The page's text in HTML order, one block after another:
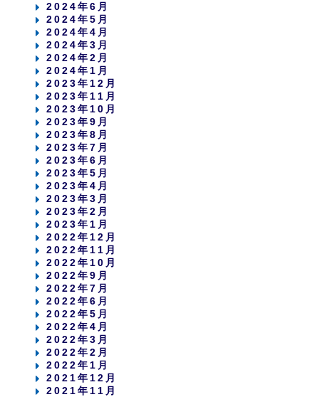
2024年6月
2024年5月
2024年4月
2024年3月
2024年2月
2024年1月
2023年12月
2023年11月
2023年10月
2023年9月
2023年8月
2023年7月
2023年6月
2023年5月
2023年4月
2023年3月
2023年2月
2023年1月
2022年12月
2022年11月
2022年10月
2022年9月
2022年7月
2022年6月
2022年5月
2022年4月
2022年3月
2022年2月
2022年1月
2021年12月
2021年11月